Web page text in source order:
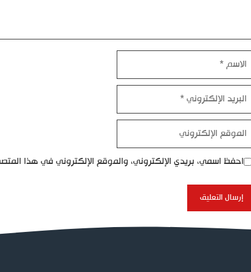
احفظ اسمي، بريدي الإلكتروني، والموقع الإلكتروني في هذا